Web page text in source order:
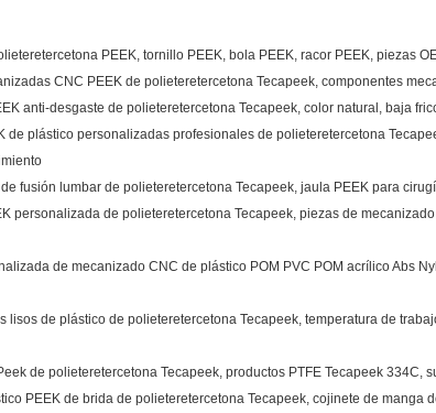
PEEK, tornillo PEEK, bola PEEK, racor PEEK, piezas
CNC PEEK de polieteretercetona Tecapeek, componentes
anti-desgaste de polieteretercetona Tecapeek, color natural, baja
de plástico personalizadas profesionales de polieteretercetona
fusión lumbar de polieteretercetona Tecapeek, jaula PEEK para
personalizada de polieteretercetona Tecapeek, piezas de
de mecanizado CNC de plástico POM PVC POM acrílico Abs
lisos de plástico de polieteretercetona Tecapeek, temperatura de
de polieteretercetona Tecapeek, productos PTFE Tecapeek 334C,
PEEK de brida de polieteretercetona Tecapeek, cojinete de manga